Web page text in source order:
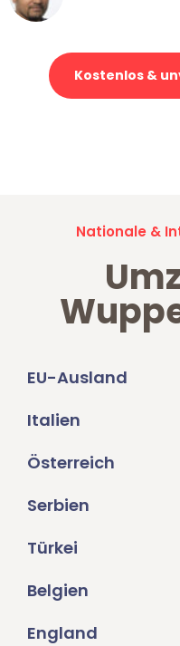
Kostenlos &
Nationale &
EU-Ausland
Italien
Österreich
Serbien
Türkei
Belgien
England